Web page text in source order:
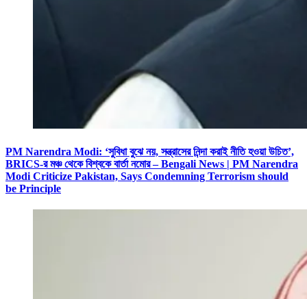
PM Narendra Modi: ‘সুবিধা বুঝে নয়, সন্ত্রাসের নিন্দা করাই নীতি হওয়া উচিত’,
BRICS-র মঞ্চ থেকে বিশ্বকে বার্তা নমোর – Bengali News | PM Narendra
Modi Criticize Pakistan, Says Condemning Terrorism should
be Principle